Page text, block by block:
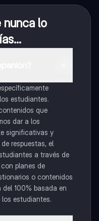
nunca lo
estudiantes.
que
dar a los
significativas y
respuestas, el
a través de
planes de
o contenidos
100% basada en
estudiantes.